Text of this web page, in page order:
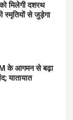
मिलेगी दशरथ
स्मृतियों से जुड़ेगा
के आगमन से बढ़ा
यातायात